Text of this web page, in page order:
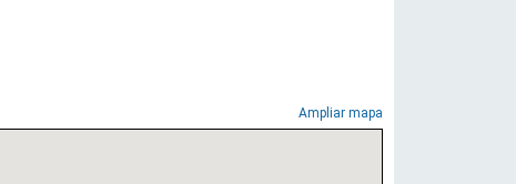
Ampliar mapa